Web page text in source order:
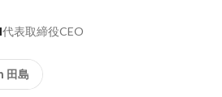
代表取締役CEO
島